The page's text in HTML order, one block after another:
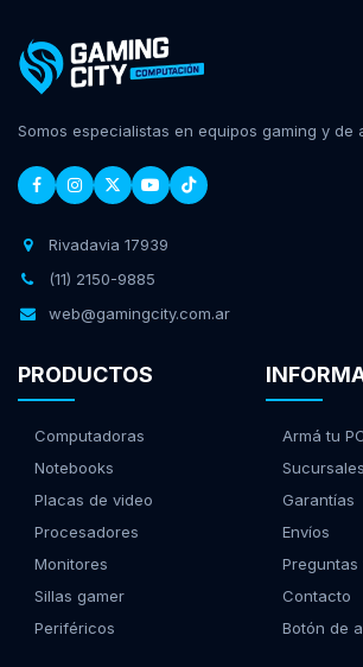
Somos especialistas en equipos gaming y de
Rivadavia 17939
(11) 2150-9885
web@gamingcity.com.ar
PRODUCTOS
Computadoras
Notebooks
Placas de video
Procesadores
Monitores
Sillas gamer
Periféricos
Armá tu
Sucursales
Garantías
Envíos
Contacto
Botón de